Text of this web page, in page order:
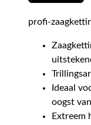
profi-
Ideaal
oogst
Extreem